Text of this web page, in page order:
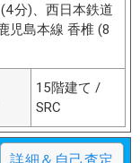
分)、西日本鉄道
児島本線 香椎 (8
15階建て /
SRC